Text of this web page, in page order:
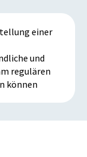
einer
und
regulären
können